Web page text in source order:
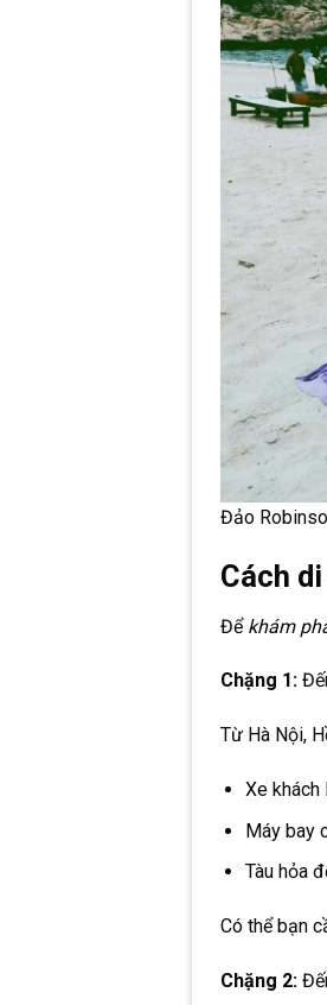
Đảo
Cách
Để khám
Chặng 1:
Từ Hà Nội,
Xe khách
Máy bay
Tàu hỏa
Có thể bạn
Chặng 2: